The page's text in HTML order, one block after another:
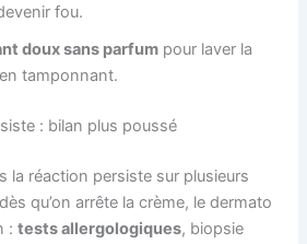
fou.
doux sans parfum pour laver la
tamponnant.
: bilan plus poussé
la réaction persiste sur plusieurs
qu’on arrête la crème, le dermato
:tests allergologiques, biopsie